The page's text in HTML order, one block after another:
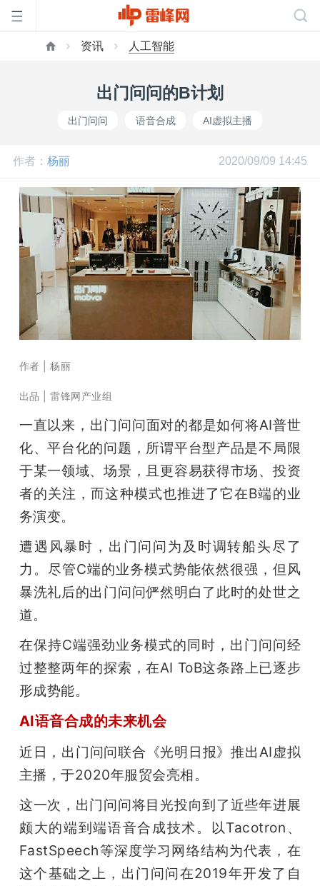
峰
网
公
课
动
中
GAIR
题
资讯 人工智能
出门问问的B计划
出门问问 语音合成 AI虚拟主播
作者： 杨丽 2020/09/09 14:45
作者 | 杨丽
出品 | 雷锋网产业组
一直以来，出门问问面对的都是如何将AI普世
化、平台化的问题，所谓平台型产品是不局限
于某一领域、场景，且更容易获得市场、投资
者的关注，而这种模式也推进了它在B端的业
务演变。
遭遇风暴时，出门问问为及时调转船头尽了
力。尽管C端的业务模式势能依然很强，但风
暴洗礼后的出门问问俨然明白了此时的处世之
道。
在保持C端强劲业务模式的同时，出门问问经
过整整两年的探索，在AI ToB这条路上已逐步
形成势能。
AI语音合成的未来机会
近日，出门问问联合《光明日报》推出AI虚拟
主播，于2020年服贸会亮相。
这一次，出门问问将目光投向到了近些年进展
颇大的端到端语音合成技术。以Tacotron、
FastSpeech等深度学习网络结构为代表，在
这个基础之上，出门问问在2019年开发了自